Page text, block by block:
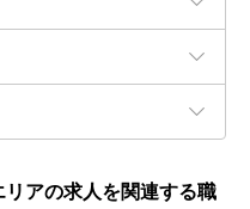
アの求人を関連する職